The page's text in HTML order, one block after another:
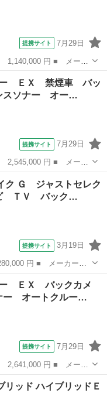
提携サイト 7月29日
リッド ■ グレード
純正ナビ・Ｇａｔｈｅ
ー ＥＸ 禁煙車 バッ
スソナー オー…
提携サイト 7月29日
レード名： エアー
ナー オートクルーズ
ク Ｇ ジャストセレク
ＴＶ バック…
提携サイト 3月19日
ク ■ グレード名：
Ｖ バックカメラ 社
ー ＥＸ バックカメ
ー オートクルー…
提携サイト 7月29日
レード名： エアー
トクルーズコントロ
リッド ハイブリッドＥ